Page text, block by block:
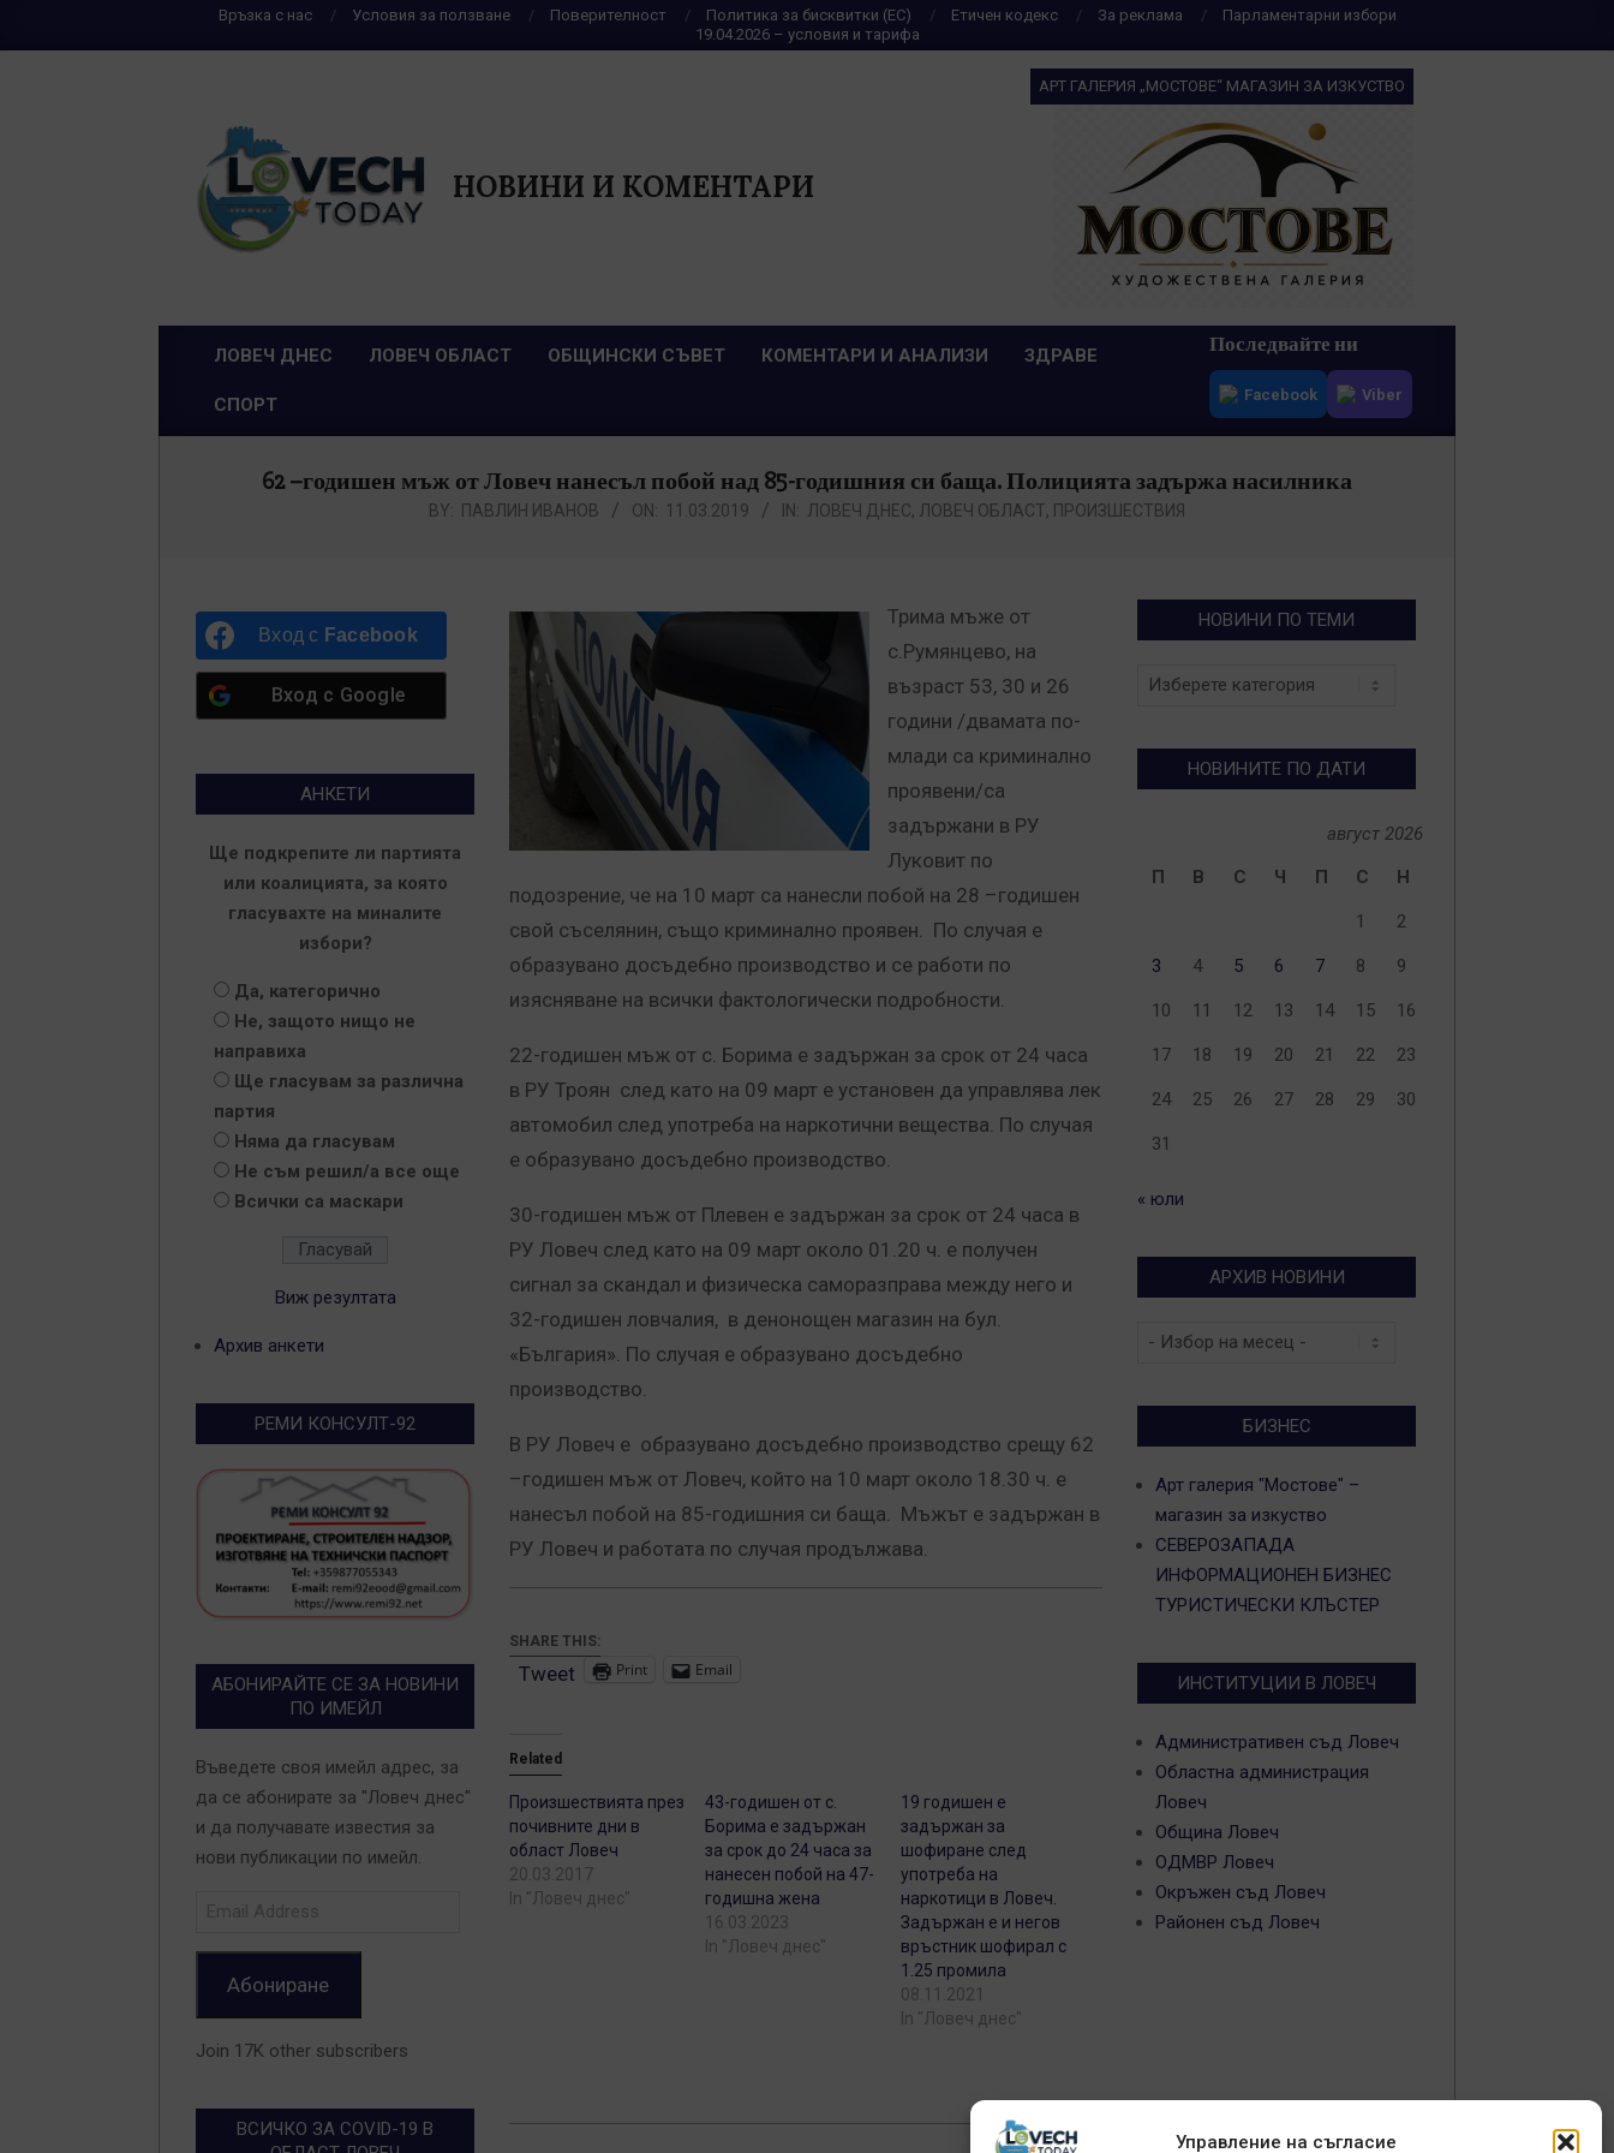
Управление на съгласие
Връзка с нас Условия за ползване Поверителност Политика за бисквитки (ЕС) Етичен кодекс За реклама
Парламентарни избори
19.04.2026 – условия и тарифа
НОВИНИ И КОМЕНТАРИ
АРТ ГАЛЕРИЯ „МОСТОВЕ“ МАГАЗИН ЗА ИЗКУСТВО
Primary
ЛОВЕЧ ДНЕС ЛОВЕЧ ОБЛАСТ ОБЩИНСКИ СЪВЕТ КОМЕНТАРИ И АНАЛИЗИ ЗДРАВЕ
СПОРТ
Последвайте ни
Facebook Viber
62 –годишен мъж от Ловеч нанесъл побой над 85-годишния си баща. Полицията задържа насилника
BY: ПАВЛИН ИВАНОВ ON: 11.03.2019 IN: ЛОВЕЧ ДНЕС, ЛОВЕЧ ОБЛАСТ, ПРОИЗШЕСТВИЯ
Трима мъже от
с.Румянцево, на
възраст 53, 30 и 26
години /двамата по-
млади са криминално
проявени/са
задържани в РУ
Луковит по
подозрение, че на 10 март са нанесли побой на 28 –годишен
свой съселянин, също криминално проявен. По случая е
образувано досъдебно производство и се работи по
изясняване на всички фактологически подробности.
22-годишен мъж от с. Борима е задържан за срок от 24 часа
в РУ Троян след като на 09 март е установен да управлява лек
автомобил след употреба на наркотични вещества. По случая
е образувано досъдебно производство.
30-годишен мъж от Плевен е задържан за срок от 24 часа в
РУ Ловеч след като на 09 март около 01.20 ч. е получен
сигнал за скандал и физическа саморазправа между него и
32-годишен ловчалия, в денонощен магазин на бул.
«България». По случая е образувано досъдебно
производство.
В РУ Ловеч е образувано досъдебно производство срещу 62
–годишен мъж от Ловеч, който на 10 март около 18.30 ч. е
нанесъл побой на 85-годишния си баща. Мъжът е задържан в
РУ Ловеч и работата по случая продължава.
SHARE THIS:
Tweet Print Email
Related
Произшествията през
почивните дни в
област Ловеч
20.03.2017
In "Ловеч днес"
43-годишен от с.
Борима е задържан
за срок до 24 часа за
нанесен побой на 47-
годишна жена
16.03.2023
In "Ловеч днес"
19 годишен е
задържан за
шофиране след
употреба на
наркотици в Ловеч.
Задържан е и негов
връстник шофирал с
1.25 промила
08.11.2021
In "Ловеч днес"
Вход с Facebook
Вход с Google
АНКЕТИ
Ще подкрепите ли партията
или коалицията, за която
гласувахте на миналите
избори?
Да, категорично
Не, защото нищо не
направиха
Ще гласувам за различна
партия
Няма да гласувам
Не съм решил/а все още
Всички са маскари
Виж резултата
Архив анкети
РЕМИ КОНСУЛТ-92
АБОНИРАЙТЕ СЕ ЗА НОВИНИ
ПО ИМЕЙЛ
Въведете своя имейл адрес, за
да се абонирате за "Ловеч днес"
и да получавате известия за
нови публикации по имейл.
Абониране
Join 17K other subscribers
ВСИЧКО ЗА COVID-19 В
НОВИНИ ПО ТЕМИ
Новини
НОВИНИТЕ ПО ДАТИ
август 2026
П
В С Ч П С Н
1 2
3 4 5 6 7 8 9
10 11 12 13 14 15 16
17 18 19 20 21 22 23
24 25 26 27 28 29 30
31
« юли
АРХИВ НОВИНИ
Архив
БИЗНЕС
Арт галерия "Мостове" –
магазин за изкуство
СЕВЕРОЗАПАДА
ИНФОРМАЦИОНЕН БИЗНЕС
ТУРИСТИЧЕСКИ КЛЪСТЕР
ИНСТИТУЦИИ В ЛОВЕЧ
Административен съд Ловеч
Областна администрация
Ловеч
Община Ловеч
ОДМВР Ловеч
Окръжен съд Ловеч
Районен съд Ловеч